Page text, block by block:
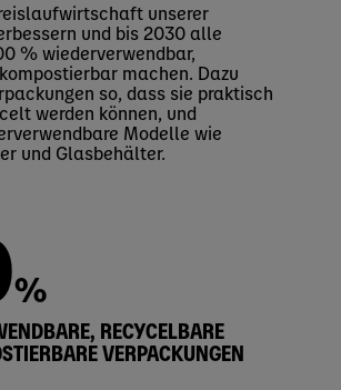
unserer
und bis 2030 alle
% wiederverwendbar,
machen. Dazu
so, dass sie praktisch
werden können, und
Modelle wie
und Glasbehälter.
%
RECYCELBARE
VERPACKUNGEN